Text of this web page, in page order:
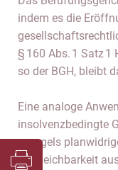
indem es die
§ 160 Abs. 1 Satz
so der BGH, bleibt
Eine analoge
insolvenzbedingte
mangels
Vergleichbarkeit